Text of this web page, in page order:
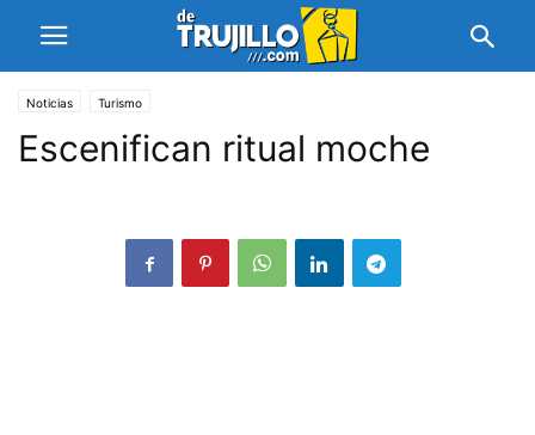
Noticias Turismo
Escenifican ritual moche